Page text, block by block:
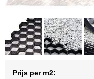
Prijs per m2: